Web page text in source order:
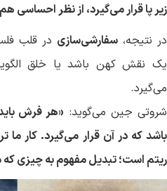
زیر پا قرار می‌گیرد، از نظر احساسی
در نتیجه، سفارشی‌سازی در قلب
یک نقش کهن باشد یا خلق
می‌گیرد.
شروتی جین می‌گوید: «هر فرش
باشد که در آن قرار می‌گیرد. کار ما
ریتم است؛ تبدیل مفهوم به چیزی